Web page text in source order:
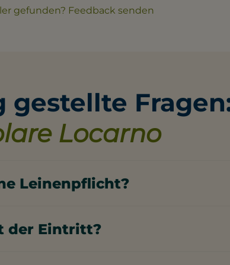
gefunden? Feedback senden
gestellte
Locarno
Leinenpflicht?
der Eintritt?